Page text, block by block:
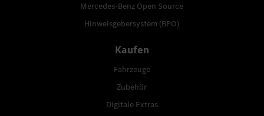
Mercedes-Benz Open Source
Hinweisgebersystem (BPO)
Kaufen
Fahrzeuge
Zubehör
Digitale Extras